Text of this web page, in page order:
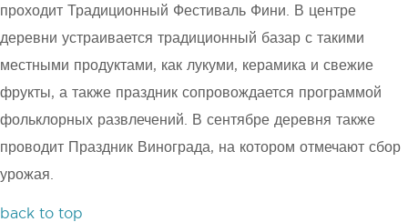
проходит Традиционный Фестиваль Фини. В центре
деревни устраивается традиционный базар с такими
местными продуктами, как лукуми, керамика и свежие
фрукты, а также праздник сопровождается программой
фольклорных развлечений. В сентябре деревня также
проводит Праздник Винограда, на котором отмечают сбор
урожая.
back to top